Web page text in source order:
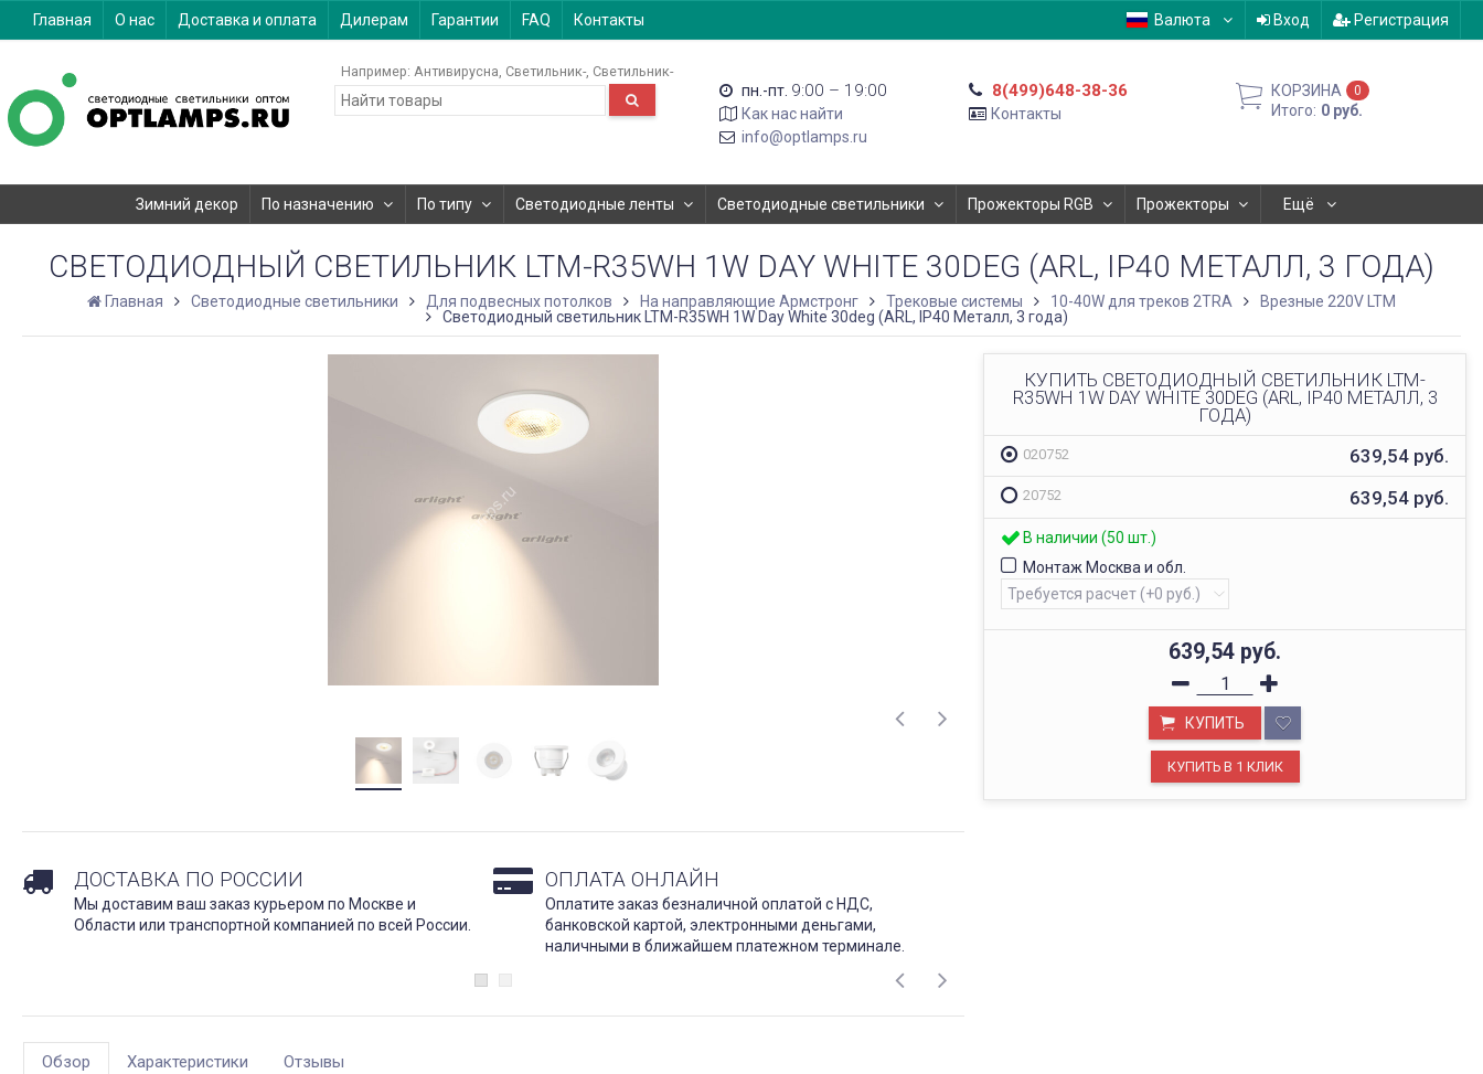
Главная О нас Доставка и оплата Дилерам Гарантии FAQ Контакты Валюта Вход Регистрация
Например: Антивирусна Светильник- Светильник-
пн.-пт. 9:00 – 19:00
Как нас найти
info@optlamps.ru
8(499)648-38-36
Контакты
КОРЗИНА 0
Итого: 0 руб.
Зимний декор По назначению По типу Светодиодные ленты Светодиодные светильники Прожекторы RGB Прожекторы Ещё
СВЕТОДИОДНЫЙ СВЕТИЛЬНИК LTM-R35WH 1W DAY WHITE 30DEG (ARL, IP40 МЕТАЛЛ, 3 ГОДА)
Главная Светодиодные светильники Для подвесных потолков На направляющие Армстронг Трековые системы 10-40W для треков 2TRA
Врезные 220V LTM
Светодиодный светильник LTM-R35WH 1W Day White 30deg (ARL, IP40 Металл, 3 года)
КУПИТЬ СВЕТОДИОДНЫЙ СВЕТИЛЬНИК LTM-
R35WH 1W DAY WHITE 30DEG (ARL, IP40 МЕТАЛЛ, 3
ГОДА)
020752 639,54 руб.
20752 639,54 руб.
В наличии (50 шт.)
Монтаж Москва и обл.
639,54 руб.
КУПИТЬ
ДОСТАВКА ПО РОССИИ
Мы доставим ваш заказ курьером по Москве и
Области или транспортной компанией по всей России.
ОПЛАТА ОНЛАЙН
Оплатите заказ безналичной оплатой с НДС,
банковской картой, электронными деньгами,
наличными в ближайшем платежном терминале.
Обзор Характеристики Отзывы